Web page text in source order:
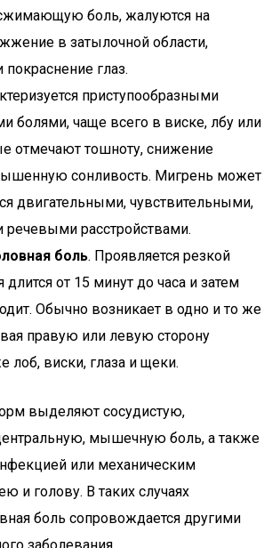
боль, жалуются на
в затылочной области,
покраснение глаз.
приступообразными
болями, чаще всего в виске, лбу или
отмечают тошноту, снижение
сонливость. Мигрень может
двигательными, чувствительными,
речевыми расстройствами.
боль. Проявляется резкой
от 15 минут до часа и затем
Обычно возникает в одно и то же
правую или левую сторону
лоб, виски, глаза и щеки.
выделяют сосудистую,
мышечную боль, а также
или механическим
и голову. В таких случаях
боль сопровождается другими